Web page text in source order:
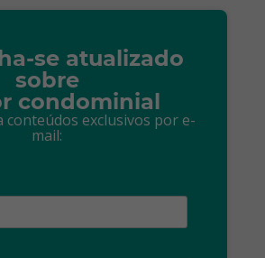
se atualizado
sobre
condominial
conteúdos exclusivos por e-
mail: